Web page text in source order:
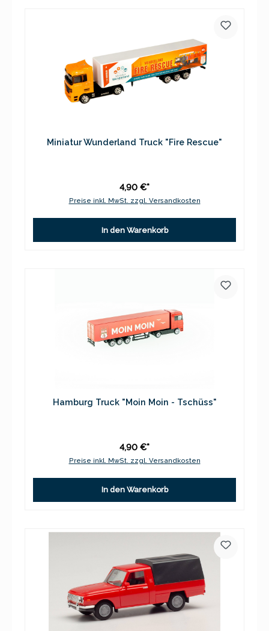
Miniatur Wunderland Truck "Fire Rescue"
4,90 €*
Preise inkl. MwSt. zzgl. Versandkosten
In den Warenkorb
Hamburg Truck "Moin Moin - Tschüss"
4,90 €*
Preise inkl. MwSt. zzgl. Versandkosten
In den Warenkorb